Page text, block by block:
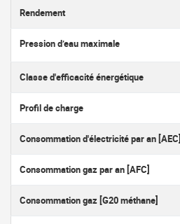
Rendement
Pression d’eau maximale
Classe d'efficacité énergétique
Profil de charge
Consommation d'électricité par an [AEC]
Consommation gaz par an [AFC]
Consommation gaz [G20 méthane]